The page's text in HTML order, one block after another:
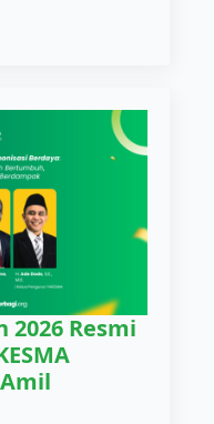
2026 Resmi